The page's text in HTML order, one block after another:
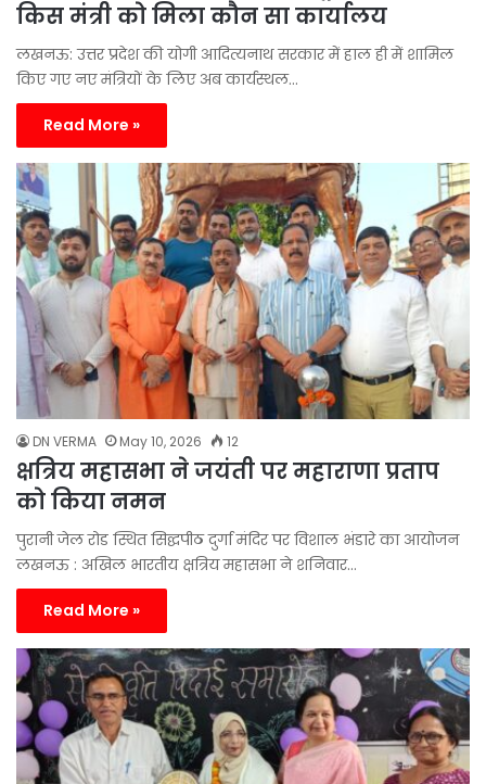
किस मंत्री को मिला कौन सा कार्यालय
लखनऊ: उत्तर प्रदेश की योगी आदित्यनाथ सरकार में हाल ही में शामिल
किए गए नए मंत्रियों के लिए अब कार्यस्थल…
Read More »
DN VERMA May 10, 2026 12
क्षत्रिय महासभा ने जयंती पर महाराणा प्रताप
को किया नमन
पुरानी जेल रोड स्थित सिद्घपीठ दुर्गा मंदिर पर विशाल भंडारे का आयोजन
लखनऊ : अखिल भारतीय क्षत्रिय महासभा ने शनिवार…
Read More »